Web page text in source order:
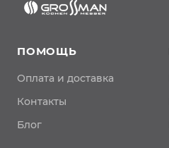
ПОМОЩЬ
Оплата и доставка
Контакты
Блог